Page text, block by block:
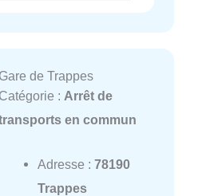
Gare de Trappes
Catégorie : Arrêt de
en commun
Adresse : 78190
Trappes